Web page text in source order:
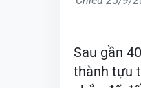
Sau gần
thành tựu